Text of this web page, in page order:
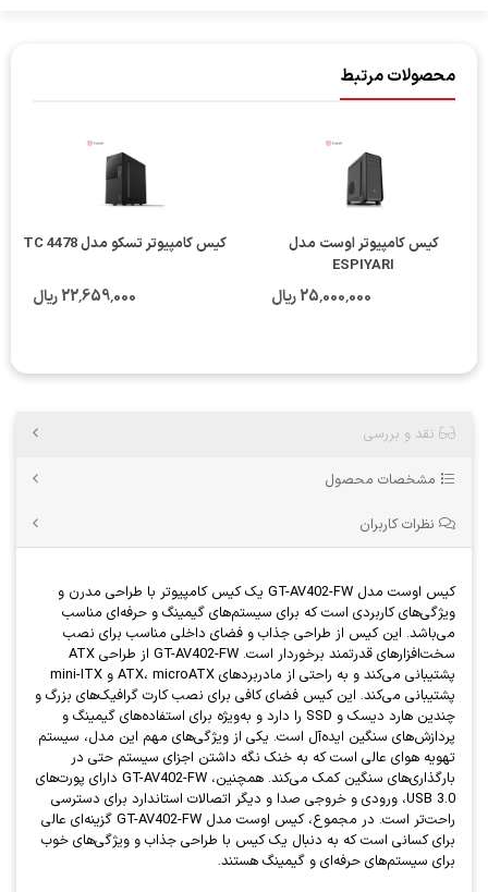
محصولات مرتبط
کیس کامپیوتر اوست مدل
ESPIYARI
25٬000٬000 ریال
کیس کامپیوتر تسکو مدل TC 4478
22٬659٬000 ریال
نقد و بررسی
مشخصات محصول
نظرات کاربران
کیس اوست مدل GT-AV402-FW یک کیس کامپیوتر با طراحی مدرن و
ویژگی‌های کاربردی است که برای سیستم‌های گیمینگ و حرفه‌ای مناسب
می‌باشد. این کیس از طراحی جذاب و فضای داخلی مناسب برای نصب
سخت‌افزارهای قدرتمند برخوردار است. GT-AV402-FW از طراحی ATX
پشتیبانی می‌کند و به راحتی از مادربردهای ATX، microATX و mini-ITX
پشتیبانی می‌کند. این کیس فضای کافی برای نصب کارت گرافیک‌های بزرگ و
چندین هارد دیسک و SSD را دارد و به‌ویژه برای استفاده‌های گیمینگ و
پردازش‌های سنگین ایده‌آل است. یکی از ویژگی‌های مهم این مدل، سیستم
تهویه هوای عالی است که به خنک نگه داشتن اجزای سیستم حتی در
بارگذاری‌های سنگین کمک می‌کند. همچنین، GT-AV402-FW دارای پورت‌های
USB 3.0، ورودی و خروجی صدا و دیگر اتصالات استاندارد برای دسترسی
راحت‌تر است. در مجموع، کیس اوست مدل GT-AV402-FW گزینه‌ای عالی
برای کسانی است که به دنبال یک کیس با طراحی جذاب و ویژگی‌های خوب
برای سیستم‌های حرفه‌ای و گیمینگ هستند.